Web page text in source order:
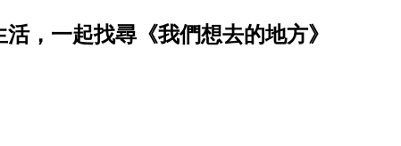
，一起找尋《我們想去的地方》